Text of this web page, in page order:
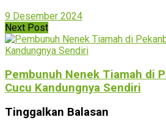
9 Desember 2024
Next Post
Pembunuh Nenek Tiamah di
Cucu Kandungnya Sendiri
Tinggalkan Balasan